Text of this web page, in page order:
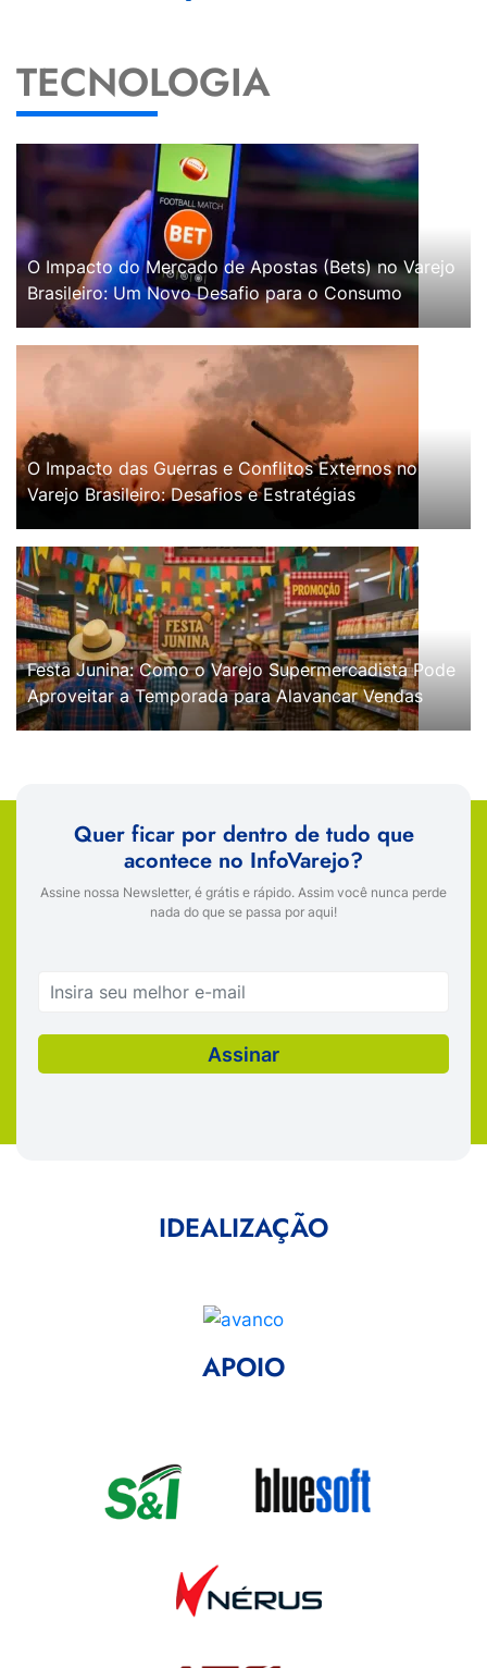
TECNOLOGIA
O Impacto do Mercado de Apostas (Bets) no Varejo
Brasileiro: Um Novo Desafio para o Consumo
O Impacto das Guerras e Conflitos Externos no
Varejo Brasileiro: Desafios e Estratégias
Festa Junina: Como o Varejo Supermercadista Pode
Aproveitar a Temporada para Alavancar Vendas
Quer ficar por dentro de tudo que
acontece no InfoVarejo?
Assine nossa Newsletter, é grátis e rápido. Assim você nunca perde
nada do que se passa por aqui!
IDEALIZAÇÃO
APOIO